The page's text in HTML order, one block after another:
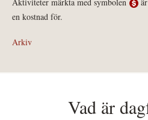
en kostnad för.
Arkiv
Vad är